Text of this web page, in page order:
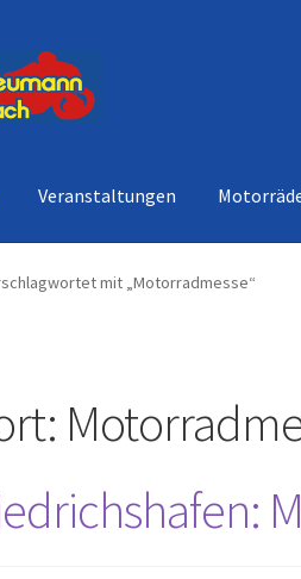
Veranstaltungen
mit „Motorradmesse“